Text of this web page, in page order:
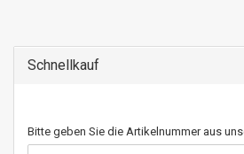
Schnellkauf
Bitte geben Sie die Artikelnummer aus